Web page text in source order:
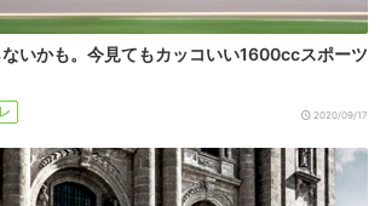
いかも。今見てもカッコいい1600ccスポーツ
2020/09/17